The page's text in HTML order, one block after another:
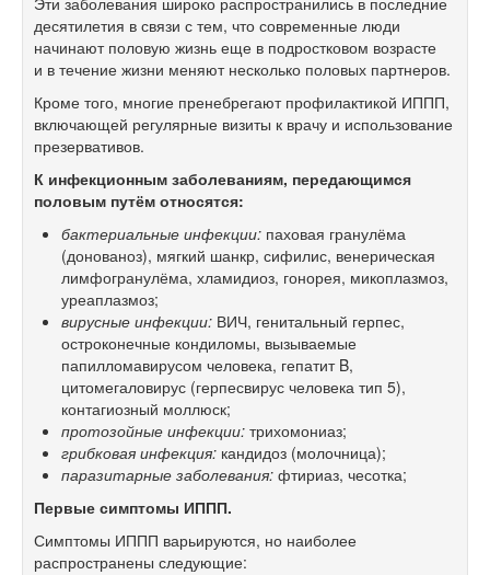
десятилетия в связи с тем, что современные люди
начинают половую жизнь еще в подростковом возрасте
и в течение жизни меняют несколько половых партнеров.
Кроме того, многие пренебрегают профилактикой ИППП,
включающей регулярные визиты к врачу и использование
презервативов.
К инфекционным заболеваниям, передающимся
половым путём относятся:
бактериальные инфекции: паховая гранулёма
(донованоз), мягкий шанкр, сифилис, венерическая
лимфогранулёма, хламидиоз, гонорея, микоплазмоз,
уреаплазмоз;
вирусные инфекции: ВИЧ, генитальный герпес,
остроконечные кондиломы, вызываемые
папилломавирусом человека, гепатит B,
цитомегаловирус (герпесвирус человека тип 5),
контагиозный моллюск;
протозойные инфекции: трихомониаз;
грибковая инфекция: кандидоз (молочница);
паразитарные заболевания: фтириаз, чесотка;
Первые симптомы ИППП.
Симптомы ИППП варьируются, но наиболее
распространены следующие: